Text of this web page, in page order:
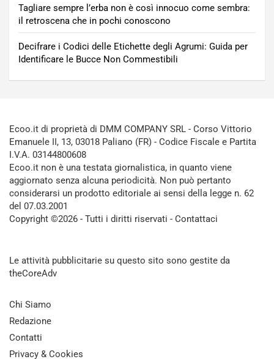
Tagliare sempre l’erba non è così innocuo come sembra:
il retroscena che in pochi conoscono
Decifrare i Codici delle Etichette degli Agrumi: Guida per
Identificare le Bucce Non Commestibili
Ecoo.it di proprietà di DMM COMPANY SRL - Corso Vittorio
Emanuele II, 13, 03018 Paliano (FR) - Codice Fiscale e Partita
I.V.A. 03144800608
Ecoo.it non è una testata giornalistica, in quanto viene
aggiornato senza alcuna periodicità. Non può pertanto
considerarsi un prodotto editoriale ai sensi della legge n. 62
del 07.03.2001
Copyright ©2026 - Tutti i diritti riservati - Contattaci
Le attività pubblicitarie su questo sito sono gestite da
theCoreAdv
Chi Siamo
Redazione
Contatti
Privacy & Cookies